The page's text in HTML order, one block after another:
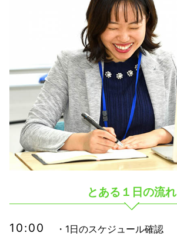
とある１日の流れ
10:00
・1日のスケジュール確認